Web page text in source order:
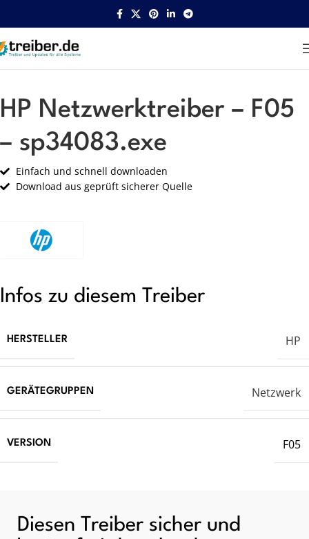
Startseite HP Netzwerk
HP Netzwerktreiber – F05
– sp34083.exe
Einfach und schnell downloaden
Download aus geprüft sicherer Quelle
Infos zu diesem Treiber
HERSTELLER HP
GERÄTEGRUPPEN Netzwerk
VERSION F05
Diesen Treiber sicher und